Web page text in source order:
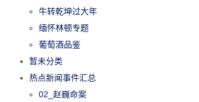
牛转乾坤过大年
缅怀林顿专题
葡萄酒品鉴
暂未分类
热点新闻事件汇总
02_赵巍命案